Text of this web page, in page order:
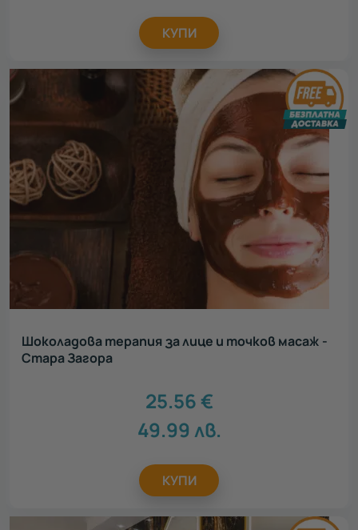
КУПИ
Шоколадова терапия за лице и точков масаж -
Стара Загора
25.56€
49.99 лв.
КУПИ